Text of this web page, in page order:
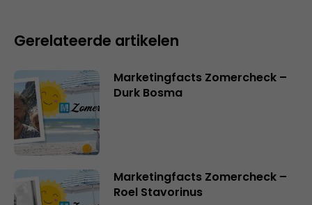
Gerelateerde artikelen
Marketingfacts Zomercheck –
Durk Bosma
Marketingfacts Zomercheck –
Roel Stavorinus